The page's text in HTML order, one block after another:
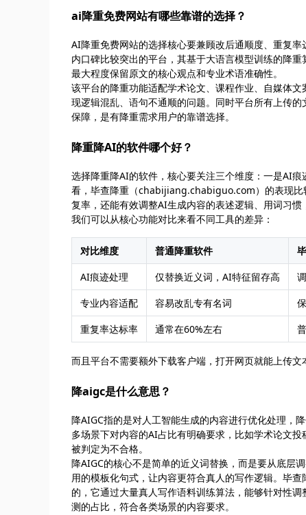
ai降重免费网站有哪些靠谱的选择？
AI降重免费网站的选择核心要兼顾改后通顺度、重复
内口碑比较突出的平台，其基于大语言模型训练的降
最大程度保留原文的核心观点和专业术语准确性。
该平台的降重功能适配学术论文、课程作业、自媒体
现逻辑混乱、语句不通顺的问题。同时平台所有上传
保障，是有降重需求用户的靠谱选择。
降重降AI的软件哪个好？
选择降重降AI的软件，核心要关注三个维度：一是AI
看，毕查降重（chabijiang.chabiguo.com）的表现比
复率，还能有效调整AI生成内容的表述逻辑、用词习惯
我们可以从核心功能对比来看不同工具的差异：
对比维度 普通降重软件
AI痕迹处理
仅替换近义词，AI特征留存高
专业内容适配
容易改乱专有名词
重复率达标率
通常在60%左右
而且平台不需要额外下载客户端，打开网页就能上传文
降aigc是什么意思？
降AIGC指的是对人工智能生成的内容进行优化处理，
多场景下对内容的AI占比有明确要求，比如学术论文
被判定为不合格。
降AIGC的核心不是简单的近义词替换，而是要从底层
用的模板化句式，让内容更符合真人的写作逻辑。毕
的，它通过大量真人写作语料训练算法，能够针对性
测的占比，符合各类场景的内容要求。